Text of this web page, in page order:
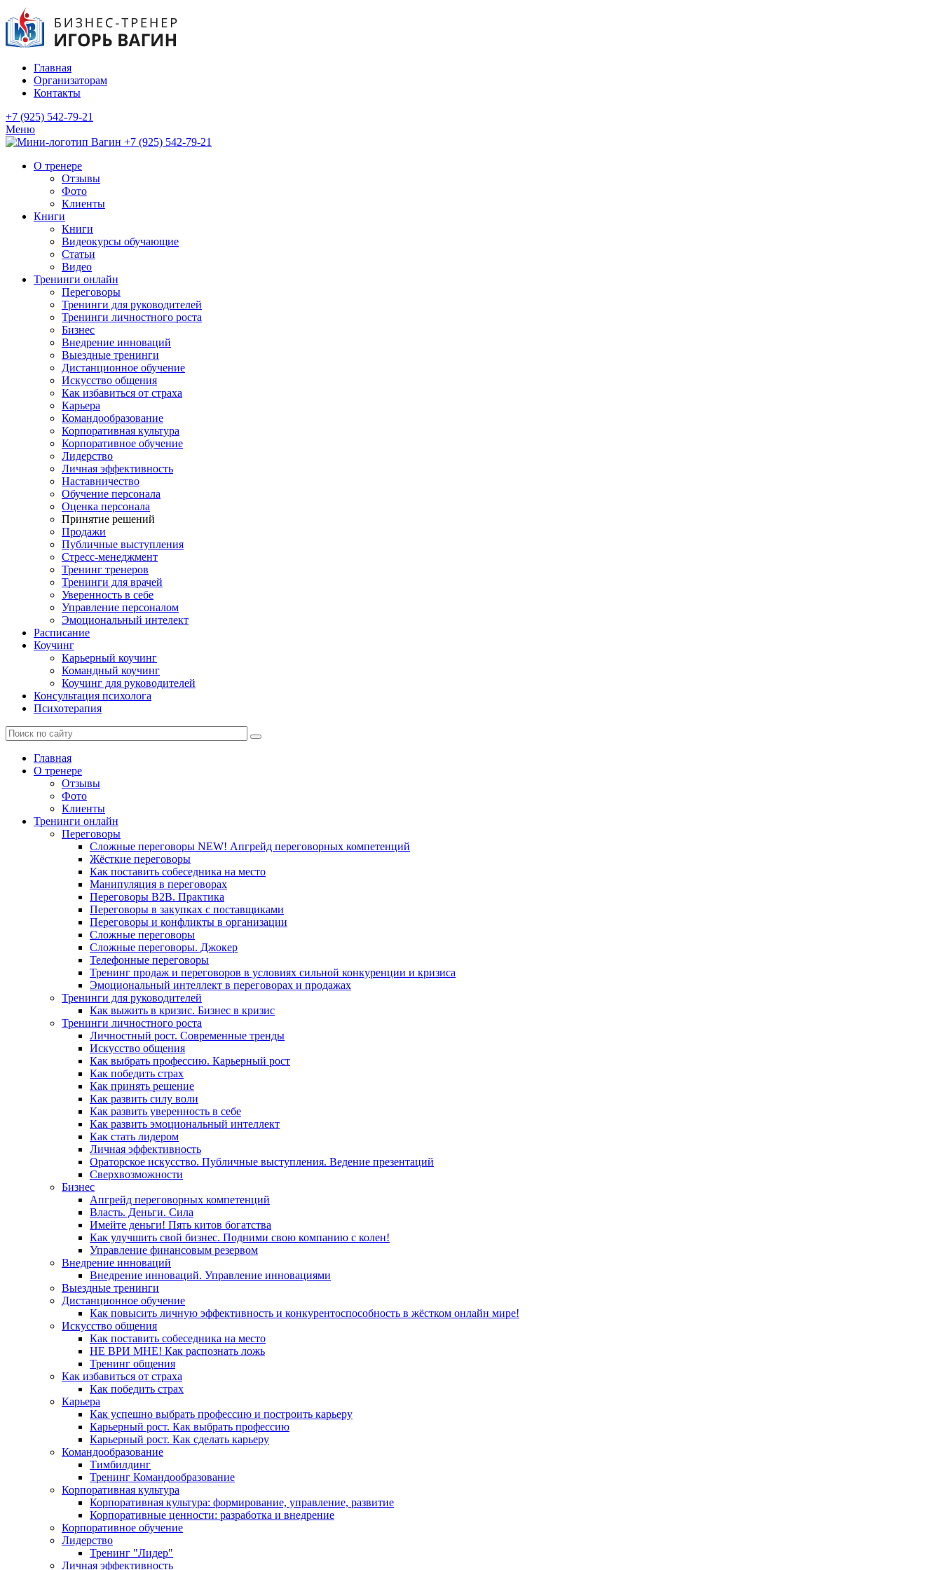
Главная
Организаторам
Контакты
+7 (925) 542-79-21
Меню
+7 (925) 542-79-21
О тренере
Отзывы
Фото
Клиенты
Книги
Книги
Видеокурсы обучающие
Статьи
Видео
Тренинги онлайн
Переговоры
Тренинги для руководителей
Тренинги личностного роста
Бизнес
Внедрение инноваций
Выездные тренинги
Дистанционное обучение
Искусство общения
Как избавиться от страха
Карьера
Командообразование
Корпоративная культура
Корпоративное обучение
Лидерство
Личная эффективность
Наставничество
Обучение персонала
Оценка персонала
Принятие решений
Продажи
Публичные выступления
Стресс-менеджмент
Тренинг тренеров
Тренинги для врачей
Уверенность в себе
Управление персоналом
Эмоциональный интелект
Расписание
Коучинг
Карьерный коучинг
Командный коучинг
Коучинг для руководителей
Консультация психолога
Психотерапия
Главная
О тренере
Отзывы
Фото
Клиенты
Тренинги онлайн
Переговоры
Сложные переговоры NEW! Апгрейд переговорных компетенций
Жёсткие переговоры
Как поставить собеседника на место
Манипуляция в переговорах
Переговоры B2B. Практика
Переговоры в закупках с поставщиками
Переговоры и конфликты в организации
Сложные переговоры
Сложные переговоры. Джокер
Телефонные переговоры
Тренинг продаж и переговоров в условиях сильной конкуренции и кризиса
Эмоциональный интеллект в переговорах и продажах
Тренинги для руководителей
Как выжить в кризис. Бизнес в кризис
Тренинги личностного роста
Личностный рост. Современные тренды
Искусство общения
Как выбрать профессию. Карьерный рост
Как победить страх
Как принять решение
Как развить силу воли
Как развить уверенность в себе
Как развить эмоциональный интеллект
Как стать лидером
Личная эффективность
Ораторское искусство. Публичные выступления. Ведение презентаций
Сверхвозможности
Бизнес
Апгрейд переговорных компетенций
Власть. Деньги. Сила
Имейте деньги! Пять китов богатства
Как улучшить свой бизнес. Подними свою компанию с колен!
Управление финансовым резервом
Внедрение инноваций
Внедрение инноваций. Управление инновациями
Выездные тренинги
Дистанционное обучение
Как повысить личную эффективность и конкурентоспособность в жёстком онлайн мире!
Искусство общения
Как поставить собеседника на место
НЕ ВРИ МНЕ! Как распознать ложь
Тренинг общения
Как избавиться от страха
Как победить страх
Карьера
Как успешно выбрать профессию и построить карьеру
Карьерный рост. Как выбрать профессию
Карьерный рост. Как сделать карьеру
Командообразование
Тимбилдинг
Тренинг Командообразование
Корпоративная культура
Корпоративная культура: формирование, управление, развитие
Корпоративные ценности: разработка и внедрение
Корпоративное обучение
Лидерство
Тренинг "Лидер"
Личная эффективность